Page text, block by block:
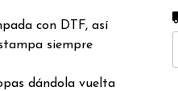
con DTF, así
siempre
dándola vuelta